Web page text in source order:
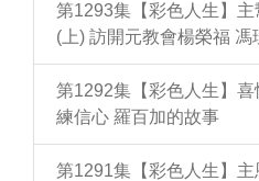
第1293集【彩色人生】
(上) 訪開元教會楊榮福 馮
第1292集【彩色人生】
練信心 羅百加的故事
第1291集【彩色人生】